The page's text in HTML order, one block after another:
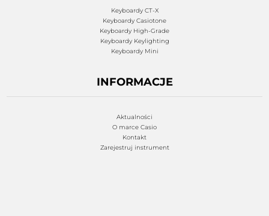
Keyboardy CT-X
Keyboardy Casiotone
Keyboardy High-Grade
Keyboardy Keylighting
Keyboardy Mini
INFORMACJE
Aktualności
O marce Casio
Kontakt
Zarejestruj instrument